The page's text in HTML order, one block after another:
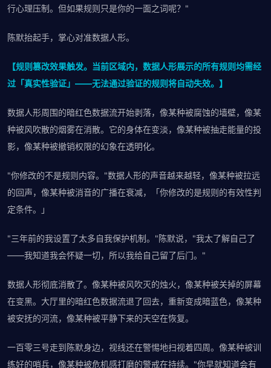
行心理压制。但如果规则只是你的一面之词呢？"
陈默抬起手，掌心对准数据人形。
【规则篡改效果触发。当前区域内，数据人形展示的所有规则均需经
过「真实性验证」——无法通过验证的规则将自动失效。】
数据人形周围的暗红色数据流开始剥落，像某种被腐蚀的墙壁，像某
种被风吹散的烟雾在消散。它的身体在变淡，像某种被抽走能量的投
影，像某种被撤销权限的幻象在透明化。
"你修改的不是规则内容。"数据人形的声音越来越轻，像某种被拉远
的回声，像某种被消音的广播在衰减，「你修改的是规则的有效性判
定条件。」
"三年前的我设置了太多自我保护机制。"陈默说，"我太了解自己了
——我知道我会怀疑一切，所以我给自己留了后门。"
数据人形彻底消散了。像某种被风吹灭的烛火，像某种被关掉的屏幕
在变黑。大厅里的暗红色数据流退了回去，重新变成暗蓝色，像某种
被安抚的河流，像某种被平静下来的天空在恢复。
一百零三号走到陈默身边，视线还在警惕地扫视着四周。像某种被训
练好的哨兵，像某种被危机感打磨的警戒在持续。"你早就知道会有